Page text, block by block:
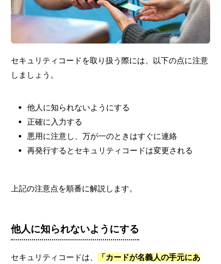
セキュリティコードを取り扱う際には、以下の点に注意
しましょう。
他人に知られないようにする
正確に入力する
悪用に注意し、万が一のときはすぐに連絡
再発行するとセキュリティコードは変更される
上記の注意点を順番に解説します。
他人に知られないようにする
セキュリティコードは、 「カードが名義人の手元にあ